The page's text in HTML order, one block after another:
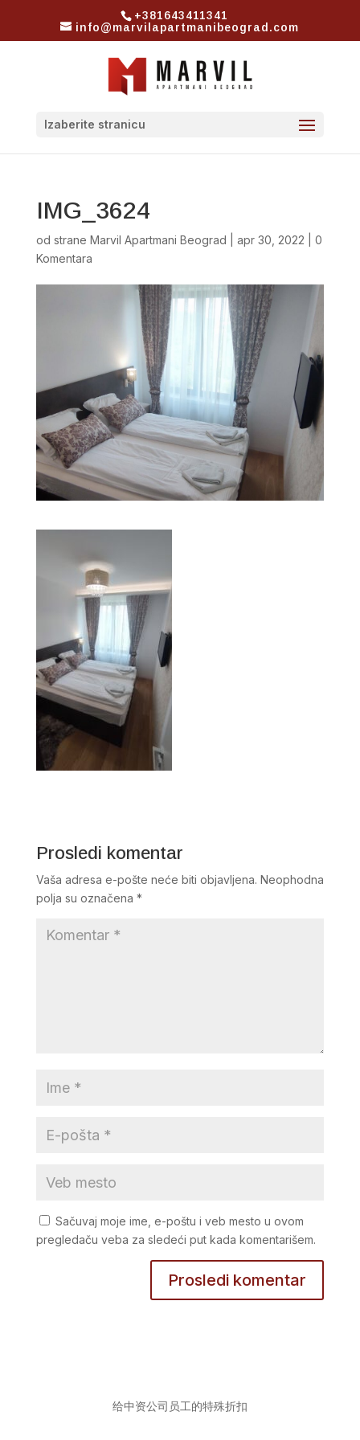
+381643411341
info@marvilapartmanibeograd.com
Izaberite stranicu
IMG_3624
od strane Marvil Apartmani Beograd apr 30, 2022
0
Komentara
Prosledi komentar
Vaša adresa e-pošte neće biti objavljena. Neophodna
polja su označena *
Sačuvaj moje ime, e-poštu i veb mesto u ovom
pregledaču veba za sledeći put kada komentarišem.
给中资公司员工的特殊折扣